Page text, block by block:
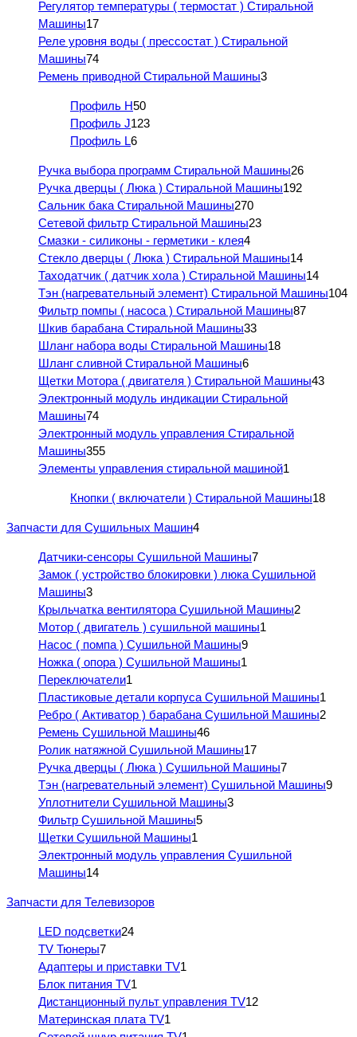
Регулятор температуры ( термостат ) Стиральной
Машины17
Реле уровня воды ( прессостат ) Стиральной
Машины74
Ремень приводной Стиральной Машины3
Профиль H50
Профиль J123
Профиль L6
Ручка выбора программ Стиральной Машины26
Ручка дверцы ( Люка ) Стиральной Машины192
Сальник бака Стиральной Машины270
Сетевой фильтр Стиральной Машины23
Смазки - силиконы - герметики - клея4
Стекло дверцы ( Люка ) Стиральной Машины14
Таходатчик ( датчик хола ) Стиральной Машины14
Тэн (нагревательный элемент) Стиральной Машины104
Фильтр помпы ( насоса ) Стиральной Машины87
Шкив барабана Стиральной Машины33
Шланг набора воды Стиральной Машины18
Шланг сливной Стиральной Машины6
Щетки Мотора ( двигателя ) Стиральной Машины43
Электронный модуль индикации Стиральной
Машины74
Электронный модуль управления Стиральной
Машины355
Элементы управления стиральной машиной1
Кнопки ( включатели ) Стиральной Машины18
Запчасти для Сушильных Машин4
Датчики-сенсоры Сушильной Машины7
Замок ( устройство блокировки ) люка Сушильной
Машины3
Крыльчатка вентилятора Сушильной Машины2
Мотор ( двигатель ) сушильной машины1
Насос ( помпа ) Сушильной Машины9
Ножка ( опора ) Сушильной Машины1
Переключатели1
Пластиковые детали корпуса Сушильной Машины1
Ребро ( Активатор ) барабана Сушильной Машины2
Ремень Сушильной Машины46
Ролик натяжной Сушильной Машины17
Ручка дверцы ( Люка ) Сушильной Машины7
Тэн (нагревательный элемент) Сушильной Машины9
Уплотнители Сушильной Машины3
Фильтр Сушильной Машины5
Щетки Сушильной Машины1
Электронный модуль управления Сушильной
Машины14
Запчасти для Телевизоров
LED подсветки24
TV Тюнеры7
Адаптеры и приставки TV1
Блок питания TV1
Дистанционный пульт управления TV12
Материнская плата TV1